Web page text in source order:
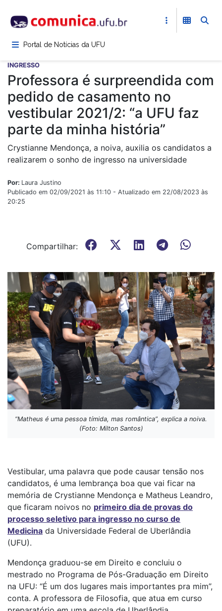
para
conteúdoPortal de Notícias da UFU
INGRESSO
Professora é surpreendida com
pedido de casamento no
vestibular 2021/2: “a UFU faz
parte da minha história”
Crystianne Mendonça, a noiva, auxilia os candidatos a
realizarem o sonho de ingresso na universidade
Por: Laura Justino
Publicado em 02/09/2021 às 11:10 - Atualizado em 22/08/2023 às
20:25
Compartilhar:
“Matheus é uma pessoa tímida, mas romântica”, explica a noiva.
(Foto: Milton Santos)
Vestibular, uma palavra que pode causar tensão nos
candidatos, é uma lembrança boa que vai ficar na
memória de Crystianne Mendonça e Matheus Leandro,
que ficaram noivos no primeiro dia de provas do
processo seletivo para ingresso no curso de
Medicina da Universidade Federal de Uberlândia
(UFU).
Mendonça graduou-se em Direito e concluiu o
mestrado no Programa de Pós-Graduação em Direito
na UFU: “É um dos lugares mais importantes pra mim”,
conta. A professora de Filosofia, que atua em curso